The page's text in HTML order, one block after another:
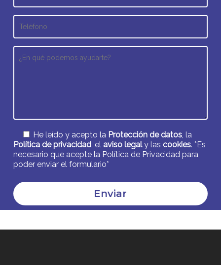
He leído y acepto la Protección de datos, la
Política de privacidad, el aviso legaly las cookies. *Es
necesario que acepte la Política de Privacidad para
poder enviar el formulario*
Alternative: